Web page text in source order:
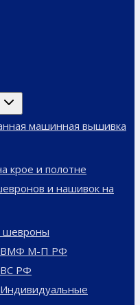
Переключить
дочернее
машинная вышивка
крое и полотне
и нашивок на
шевроны
ВМФ М-П РФ
РФ